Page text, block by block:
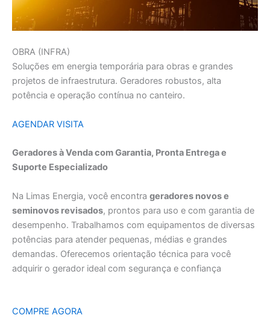
OBRA (INFRA)
Soluções em energia temporária para obras e grandes
projetos de infraestrutura. Geradores robustos, alta
potência e operação contínua no canteiro.
AGENDAR VISITA
Geradores à Venda com Garantia, Pronta Entrega e
Suporte Especializado
Na Limas Energia, você encontra geradores novos e
seminovos revisados, prontos para uso e com garantia de
desempenho. Trabalhamos com equipamentos de diversas
potências para atender pequenas, médias e grandes
demandas. Oferecemos orientação técnica para você
adquirir o gerador ideal com segurança e confiança
COMPRE AGORA